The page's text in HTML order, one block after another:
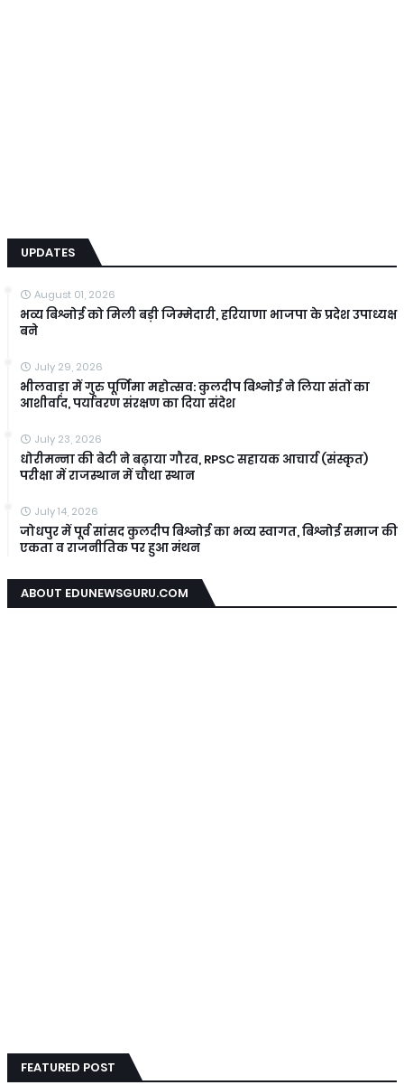
UPDATES
August 01, 2026
भव्य बिश्नोई को मिली बड़ी जिम्मेदारी, हरियाणा भाजपा के प्रदेश उपाध्यक्ष
बने
July 29, 2026
भीलवाड़ा में गुरु पूर्णिमा महोत्सव: कुलदीप बिश्नोई ने लिया संतों का
आशीर्वाद, पर्यावरण संरक्षण का दिया संदेश
July 23, 2026
धोरीमन्ना की बेटी ने बढ़ाया गौरव, RPSC सहायक आचार्य (संस्कृत)
परीक्षा में राजस्थान में चौथा स्थान
July 14, 2026
जोधपुर में पूर्व सांसद कुलदीप बिश्नोई का भव्य स्वागत, बिश्नोई समाज की
एकता व राजनीतिक पर हुआ मंथन
ABOUT EDUNEWSGURU.COM
FEATURED POST